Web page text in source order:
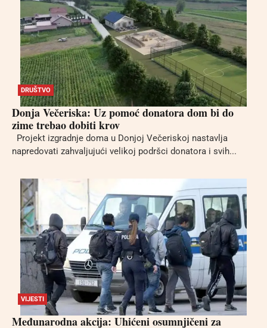
DRUŠTVO
Donja Večeriska: Uz pomoć donatora dom bi do
zime trebao dobiti krov
Projekt izgradnje doma u Donjoj Večeriskoj nastavlja
napredovati zahvaljujući velikoj podršci donatora i svih...
VIJESTI
Međunarodna akcija: Uhićeni osumnjičeni za